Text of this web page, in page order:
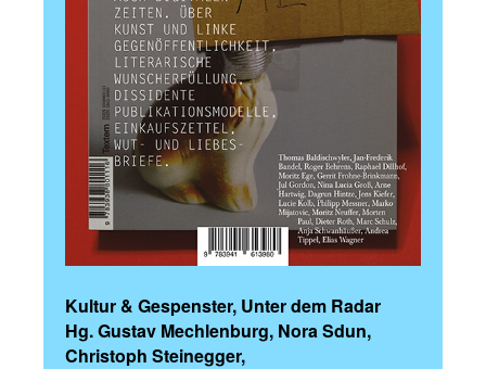
Kultur & Gespenster, Unter dem Radar
Hg. Gustav Mechlenburg, Nora Sdun,
Christoph Steinegger,